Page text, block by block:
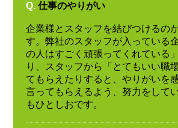
Q. 仕事のやりがい
企業様とスタッフを結びつけるの
す。弊社のスタッフが入っている
の人はすごく頑張ってくれている
り、スタッフから「とてもいい職
てもらえたりすると、やりがいを
言ってもらえるよう、努力をして
もひとしおです。